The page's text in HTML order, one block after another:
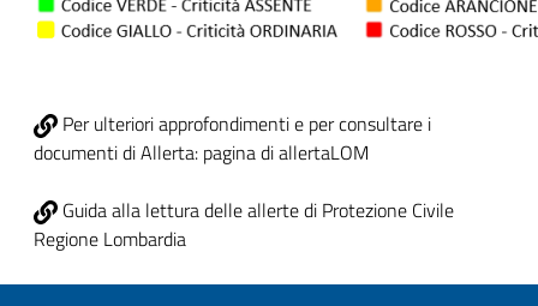
Per ulteriori approfondimenti e per consultare i
documenti di Allerta: pagina di allertaLOM
Guida alla lettura delle allerte di Protezione Civile
Regione Lombardia